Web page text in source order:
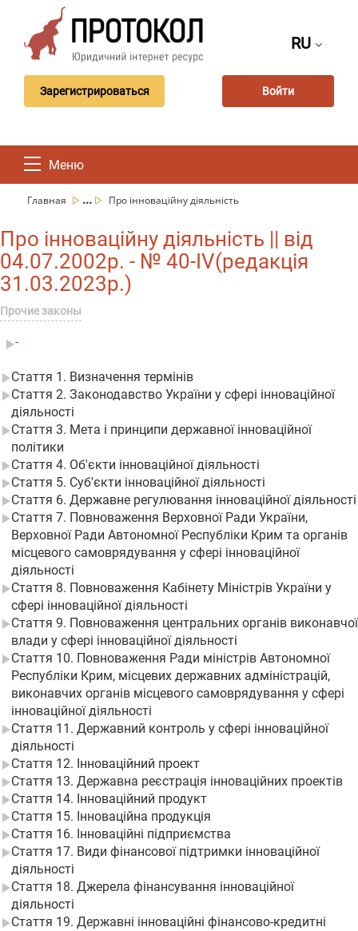
RU
Зарегистрироваться Войти
Меню
Главная ... Про інноваційну діяльність
Про інноваційну діяльність || від
04.07.2002р. - № 40-IV(редакція
31.03.2023р.)
Прочие законы
-
Стаття 1. Визначення термінів
Стаття 2. Законодавство України у сфері інноваційної
діяльності
Стаття 3. Мета і принципи державної інноваційної
політики
Стаття 4. Об'єкти інноваційної діяльності
Стаття 5. Суб'єкти інноваційної діяльності
Стаття 6. Державне регулювання інноваційної діяльності
Стаття 7. Повноваження Верховної Ради України,
Верховної Ради Автономної Республіки Крим та органів
місцевого самоврядування у сфері інноваційної
діяльності
Стаття 8. Повноваження Кабінету Міністрів України у
сфері інноваційної діяльності
Стаття 9. Повноваження центральних органів виконавчої
влади у сфері інноваційної діяльності
Стаття 10. Повноваження Ради міністрів Автономної
Республіки Крим, місцевих державних адміністрацій,
виконавчих органів місцевого самоврядування у сфері
інноваційної діяльності
Стаття 11. Державний контроль у сфері інноваційної
діяльності
Стаття 12. Інноваційний проект
Стаття 13. Державна реєстрація інноваційних проектів
Стаття 14. Інноваційний продукт
Стаття 15. Інноваційна продукція
Стаття 16. Інноваційні підприємства
Стаття 17. Види фінансової підтримки інноваційної
діяльності
Стаття 18. Джерела фінансування інноваційної
діяльності
Стаття 19. Державні інноваційні фінансово-кредитні